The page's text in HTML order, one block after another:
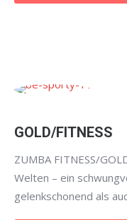
GOLD/FITNESS
ZUMBA FITNESS/
Welten – ein
gelenkschonend als